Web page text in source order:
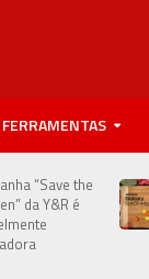
FERRAMENTAS
“Save the
da Y&R é